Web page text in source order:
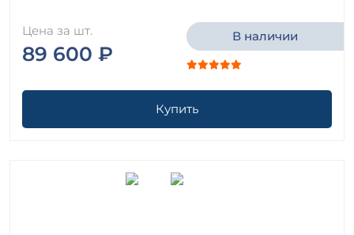
Цена за шт.
89 600 ₽
В наличии
Купить